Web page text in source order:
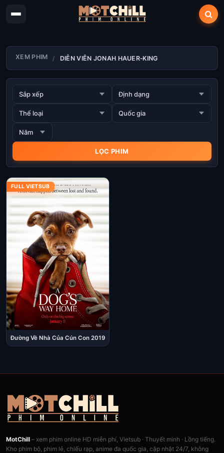
XEM PHIM DIỄN VIÊN JONAH HAUER‑KING
FULL VIETSUB
Đường Về Nhà Của Cún Con 2019
MotChill – xem phim online HD miễn phí, Vietsub · Thuyết minh · Lồng tiếng.
Kho phim bộ, phim lẻ, chiếu rạp, anime đa quốc gia, cập nhật 24/7, không